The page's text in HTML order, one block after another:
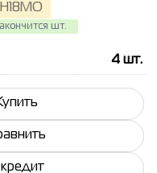
шт.
4 шт.